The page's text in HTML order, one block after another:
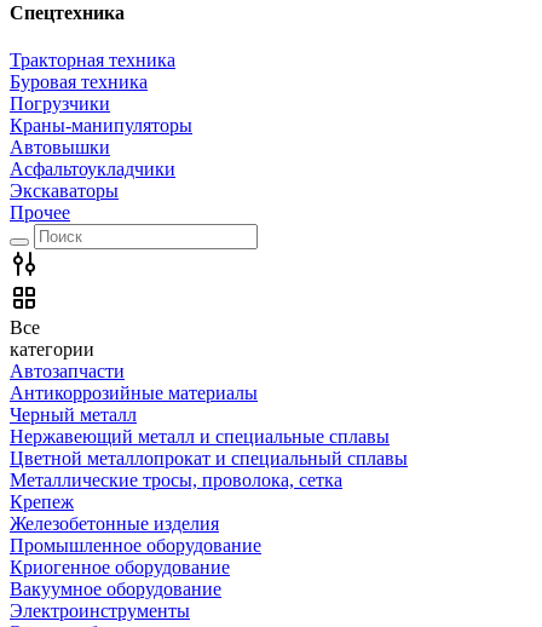
Спецтехника
Тракторная техника
Буровая техника
Погрузчики
Краны-манипуляторы
Автовышки
Асфальтоукладчики
Экскаваторы
Прочее
Все
категории
Автозапчасти
Антикоррозийные материалы
Черный металл
Нержавеющий металл и специальные сплавы
Цветной металлопрокат и специальный сплавы
Металлические тросы, проволока, сетка
Крепеж
Железобетонные изделия
Промышленное оборудование
Криогенное оборудование
Вакуумное оборудование
Электроинструменты